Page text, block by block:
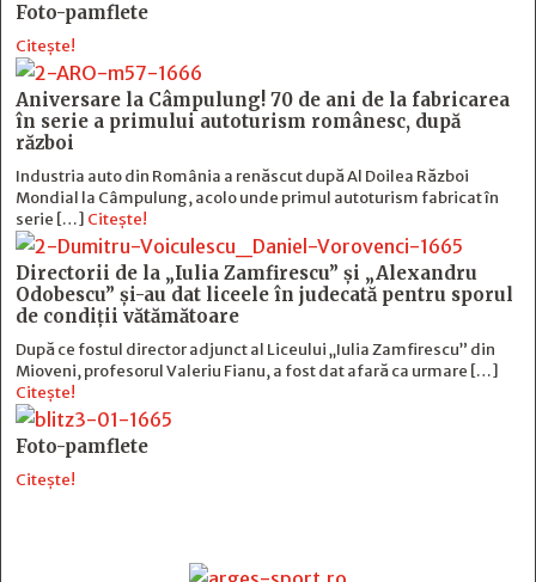
Foto-pamflete
Citește!
Aniversare la Câmpulung! 70 de ani de la fabricarea
în serie a primului autoturism românesc, după
război
Industria auto din România a renăscut după Al Doilea Război
Mondial la Câmpulung, acolo unde primul autoturism fabricat în
serie […] Citește!
Directorii de la „Iulia Zamfirescu” și „Alexandru
Odobescu” și-au dat liceele în judecată pentru sporul
de condiții vătămătoare
După ce fostul director adjunct al Liceului „Iulia Zamfirescu” din
Mioveni, profesorul Valeriu Fianu, a fost dat afară ca urmare […]
Citește!
Foto-pamflete
Citește!